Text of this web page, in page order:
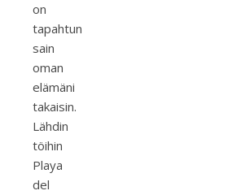
on
tapahtunut,
sain
oman
elämäni
takaisin.
Lähdin
töihin
Playa
del